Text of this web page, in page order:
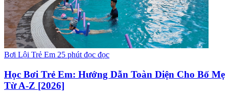
Bơi Lội Trẻ Em 25 phút đọc đọc
Học Bơi Trẻ Em: Hướng Dẫn Toàn Diện Cho Bố Mẹ
Từ A-Z [2026]